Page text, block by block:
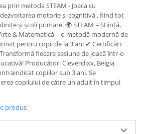
prin metoda STEAM - Joaca cu
motorie și cognitivă , fiind tot
și școli primare. 🌍 STEAM = Știință,
& Matematică – o metodă modernă de
pentru copii de la 3 ani ✔ Certificări:
Transformă fiecare sesiune de joacă într-o
Producător: Cleverclixx, Belgia
copiilor sub 3 ani. Se
copilului de către un adult în timpul
produs